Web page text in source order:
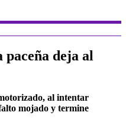
paceña deja al
al intentar
mojado y termine